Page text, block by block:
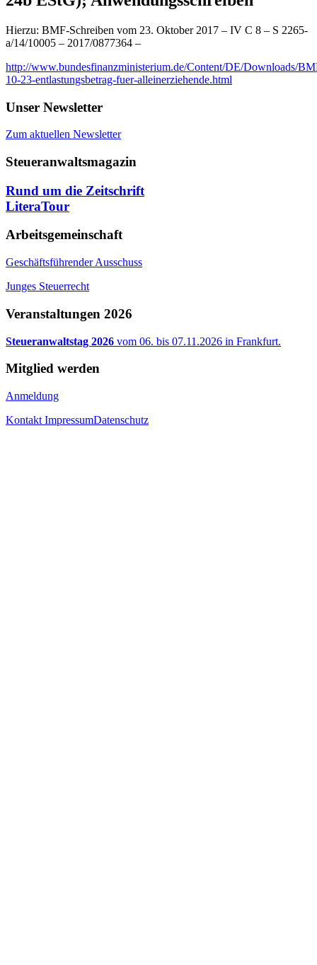
Hierzu: BMF-Schreiben vom 23. Oktober 2017 – IV C 8 – S 2265-
a/14/10005 – 2017/0877364 –
http://www.bundesfinanzministerium.de/Content/DE/Downloads/
10-23-entlastungsbetrag-fuer-alleinerziehende.html
Unser Newsletter
Zum aktuellen Newsletter
Steueranwaltsmagazin
Rund um die Zeitschrift
LiteraTour
Arbeitsgemeinschaft
Geschäftsführender Ausschuss
Junges Steuerrecht
Veranstaltungen 2026
Steueranwaltstag 2026 vom 06. bis 07.11.2026 in Frankfurt.
Mitglied werden
Anmeldung
Kontakt ImpressumDatenschutz